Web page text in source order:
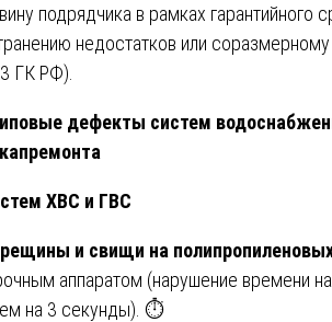
подрядчика в рамках гарантийного
недостатков или
ГК РФ).
дефекты систем
ХВС и ГВС
и свищи на
аппаратом (нарушение времени
на 3 секунды). ⏱️